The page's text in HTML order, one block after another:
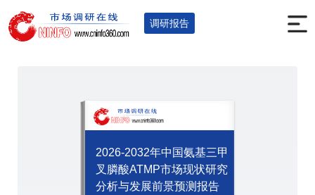
调研报告
您的位置：首页>调研报告 >全球及中国报告
2026-2032年中国氨基三甲
叉膦酸ATMP市场现状研究
分析与发展前景预测报告